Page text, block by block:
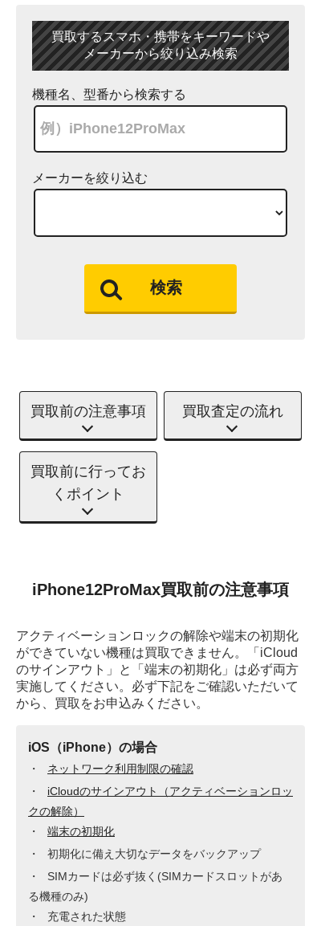
買取するスマホ・携帯をキーワードや
メーカーから絞り込み検索
機種名、型番から検索する
メーカーを絞り込む
検索
買取前の注意事項 買取査定の流れ
買取前に行ってお
くポイント
iPhone12ProMax買取前の注意事項
アクティベーションロックの解除や端末の初期化
ができていない機種は買取できません。
「iCloud
のサインアウト」と「端末の初期化」は必ず両方
実施してください。 必ず下記をご確認いただいて
から、買取をお申込みください。
iOS（iPhone）の場合
ネットワーク利用制限の確認
iCloudのサインアウト（アクティベーションロッ
クの解除）
端末の初期化
初期化に備え大切なデータをバックアップ
SIMカードは必ず抜く(SIMカードスロットがあ
る機種のみ)
充電された状態